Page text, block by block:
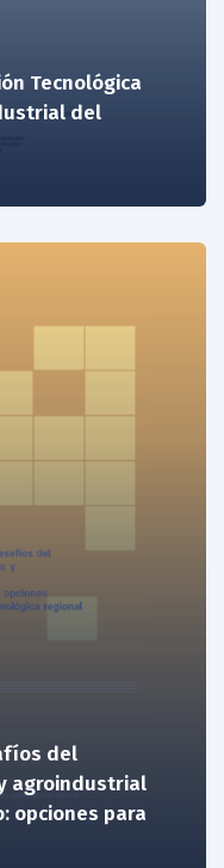
Tecnológica
del
del
agroindustrial
opciones para